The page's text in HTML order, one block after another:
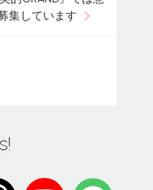
集しています